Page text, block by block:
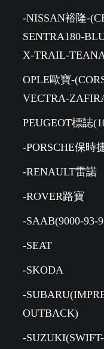
-NISSAN裕隆-
SENTRA180-
X-TRAIL-
OPLE歐寶-
VECTRA-
PEUGEOT標誌
-PORSCHE保時
-RENAULT雷諾
-ROVER路寶
-SAAB(9000-93-
-SEAT
-SKODA
-
OUTBACK)
-